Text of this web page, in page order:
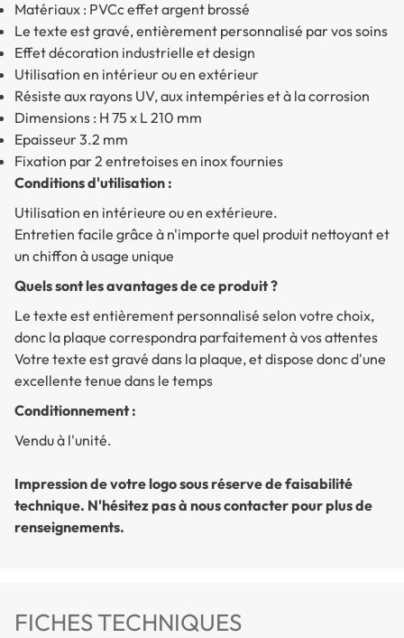
Matériaux : PVCc effet argent brossé
Le texte est gravé, entièrement personnalisé par vos soins
Effet décoration industrielle et design
Utilisation en intérieur ou en extérieur
Résiste aux rayons UV, aux intempéries et à la corrosion
Dimensions : H 75 x L 210 mm
Epaisseur 3.2 mm
Fixation par 2 entretoises en inox fournies
Conditions d'utilisation :
Utilisation en intérieure ou en extérieure.
Entretien facile grâce à n'importe quel produit nettoyant et
un chiffon à usage unique
Quels sont les avantages de ce produit ?
Le texte est entièrement personnalisé selon votre choix,
donc la plaque correspondra parfaitement à vos attentes
Votre texte est gravé dans la plaque, et dispose donc d'une
excellente tenue dans le temps
Conditionnement :
Vendu à l'unité.
Impression de votre logo sous réserve de faisabilité
technique. N'hésitez pas à nous contacter pour plus de
renseignements.
FICHES TECHNIQUES